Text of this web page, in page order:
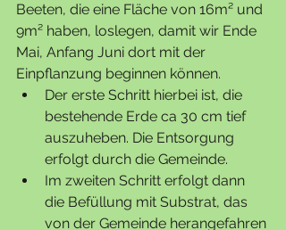
Beeten, die eine Fläche von 16m² und
9m² haben, loslegen, damit wir Ende
Mai, Anfang Juni dort mit der
Einpflanzung beginnen können.
Der erste Schritt hierbei ist, die
bestehende Erde ca 30 cm tief
auszuheben. Die Entsorgung
erfolgt durch die Gemeinde.
Im zweiten Schritt erfolgt dann
die Befüllung mit Substrat, das
von der Gemeinde herangefahren